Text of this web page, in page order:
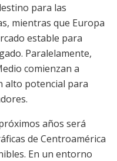
para las
mientras que Europa
estable para
Paralelamente,
comienzan a
alto potencial para
años será
de Centroamérica
En un entorno